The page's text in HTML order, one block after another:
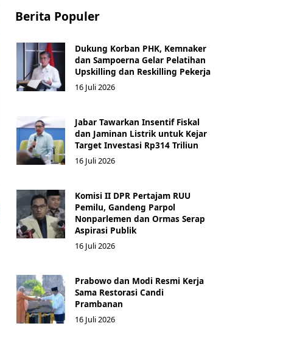
Berita Populer
Dukung Korban PHK, Kemnaker
dan Sampoerna Gelar Pelatihan
Upskilling dan Reskilling Pekerja
16 Juli 2026
Jabar Tawarkan Insentif Fiskal
dan Jaminan Listrik untuk Kejar
Target Investasi Rp314 Triliun
16 Juli 2026
Komisi II DPR Pertajam RUU
Pemilu, Gandeng Parpol
Nonparlemen dan Ormas Serap
Aspirasi Publik
16 Juli 2026
Prabowo dan Modi Resmi Kerja
Sama Restorasi Candi
Prambanan
16 Juli 2026